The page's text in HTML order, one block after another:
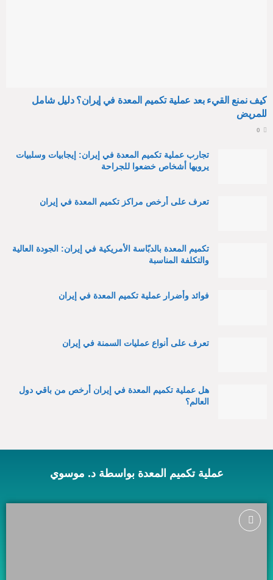
كيف نمنع القيء بعد عملية تكميم المعدة في إيران؟ دليل شامل
للمريض
تجارب عملية تكميم المعدة في إيران: إيجابيات وسلبيات
يرويها أشخاص خضعوا للجراحة
تعرف على أرخص مراكز تكميم المعدة في إيران
تكميم المعدة بالدبّاسة الأمريكية في إيران: الجودة العالية
والتكلفة المناسبة
فوائد وأضرار عملية تكميم المعدة في إيران
تعرف على أنواع عمليات السمنة في إيران
هل عملية تكميم المعدة في إيران أرخص من باقي دول
العالم؟
عملية تكميم المعدة بواسطة د. موسوي